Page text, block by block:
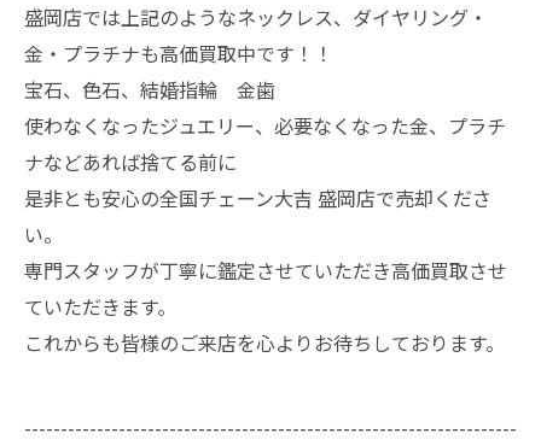
盛岡店では上記のようなネックレス、ダイヤリング・
金・プラチナも高価買取中です！！
宝石、色石、結婚指輪 金歯
使わなくなったジュエリー、必要なくなった金、プラチ
ナなどあれば捨てる前に
是非とも安心の全国チェーン大吉 盛岡店で売却くださ
い。
専門スタッフが丁寧に鑑定させていただき高価買取させ
ていただきます。
これからも皆様のご来店を心よりお待ちしております。
--------------------------------------------------------------------